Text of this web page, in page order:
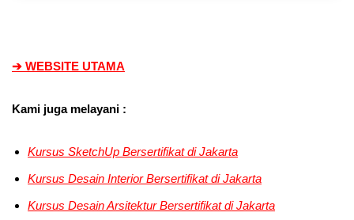
➔ WEBSITE UTAMA
Kami juga melayani :
Kursus SketchUp Bersertifikat di Jakarta
Kursus Desain InteriorBersertifikat di Jakarta
Kursus Desain ArsitekturBersertifikat di Jakarta